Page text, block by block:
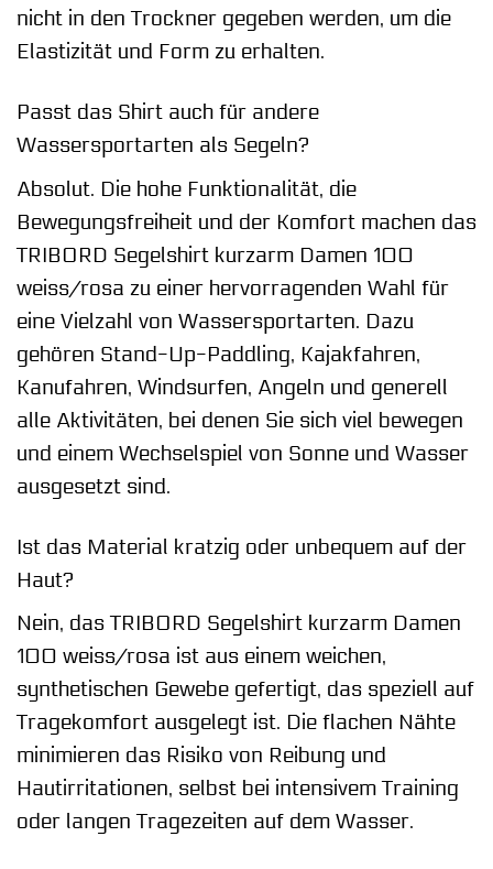
nicht in den Trockner gegeben werden, um die
Elastizität und Form zu erhalten.
Passt das Shirt auch für andere
Wassersportarten als Segeln?
Absolut. Die hohe Funktionalität, die
Bewegungsfreiheit und der Komfort machen das
TRIBORD Segelshirt kurzarm Damen 100
weiss/rosa zu einer hervorragenden Wahl für
eine Vielzahl von Wassersportarten. Dazu
gehören Stand-Up-Paddling, Kajakfahren,
Kanufahren, Windsurfen, Angeln und generell
alle Aktivitäten, bei denen Sie sich viel bewegen
und einem Wechselspiel von Sonne und Wasser
ausgesetzt sind.
Ist das Material kratzig oder unbequem auf der
Haut?
Nein, das TRIBORD Segelshirt kurzarm Damen
100 weiss/rosa ist aus einem weichen,
synthetischen Gewebe gefertigt, das speziell auf
Tragekomfort ausgelegt ist. Die flachen Nähte
minimieren das Risiko von Reibung und
Hautirritationen, selbst bei intensivem Training
oder langen Tragezeiten auf dem Wasser.